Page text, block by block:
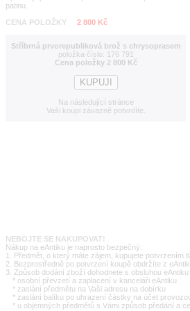
patinu.
CENA POLOŽKY
2 800 Kč
Stříbrná prvorepubliková brož s chrysoprasem
položka číslo: 176 791
Cena položky 2 800 Kč
Na následující stránce
Vaši koupi závazně potvrdíte.
NEBOJTE SE NAKUPOVAT!
Nákup na eAntiku je naprosto bezpečný:
1. Předmět, o který máte zájem, kupujete potvrzením
2. Bezprostředně po potvrzení koupě obdržíte z
3. Způsob dodání zboží dohodnete s obsluhou
* osobní převzetí a zaplacení v kanceláři eAntiku
* zaslání předmětu na Vaši adresu na dobírku
* zaslání balíku po uhrazení částky na účet
* u objemných předmětů s Vámi způsob předání a